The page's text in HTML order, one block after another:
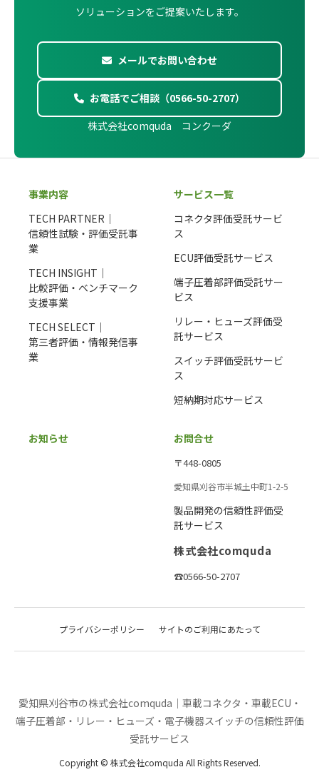
ソリューションをご提案いたします。
メールでお問い合わせ
お電話でご相談（0566-50-2707）
株式会社comquda コンクーダ
事業内容
TECH PARTNER｜
信頼性試験・評価受託事
業
TECH INSIGHT｜
比較評価・ベンチマーク
支援事業
TECH SELECT｜
第三者評価・情報発信事
業
サービス一覧
コネクタ評価受託サービ
ス
ECU評価受託サービス
端子圧着部評価受託サー
ビス
リレー・ヒューズ評価受
託サービス
スイッチ評価受託サービ
ス
短納期対応サービス
お知らせ お問合せ
〒448-0805
愛知県刈谷市半城土中町1-2-5
製品開発の信頼性評価受
託サービス
株式会社comquda
☎0566-50-2707
プライバシーポリシー サイトのご利用にあたって
愛知県刈谷市の株式会社comquda｜車載コネクタ・車載ECU・
端子圧着部・リレー・ヒューズ・電子機器スイッチの信頼性評価
受託サービス
Copyright © 株式会社comquda All Rights Reserved.